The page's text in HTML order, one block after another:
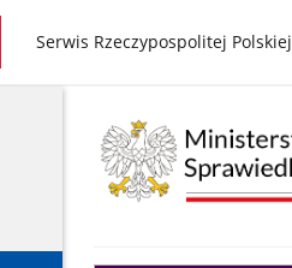
gov.pl
Serwis Rzeczypospolitej Polskiej